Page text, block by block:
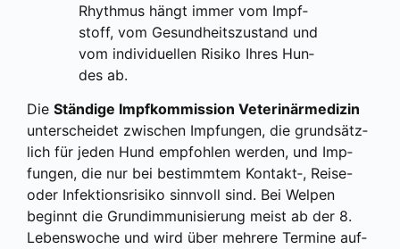
Rhyth­mus hängt immer vom Impf­
stoff, vom Gesund­heits­zu­stand und
vom indi­vi­du­el­len Risi­ko Ihres Hun­
des ab.
Die Stän­di­ge Impf­kom­mis­si­on Vete­ri­när­me­di­zin
unter­schei­det zwi­schen Imp­fun­gen, die grund­sätz­
lich für jeden Hund emp­foh­len wer­den, und Imp­
fun­gen, die nur bei bestimm­tem Kontakt‑, Rei­se-
oder Infek­ti­ons­ri­si­ko sinn­voll sind. Bei Wel­pen
beginnt die Grund­im­mu­ni­sie­rung meist ab der 8.
Lebens­wo­che und wird über meh­re­re Ter­mi­ne auf­